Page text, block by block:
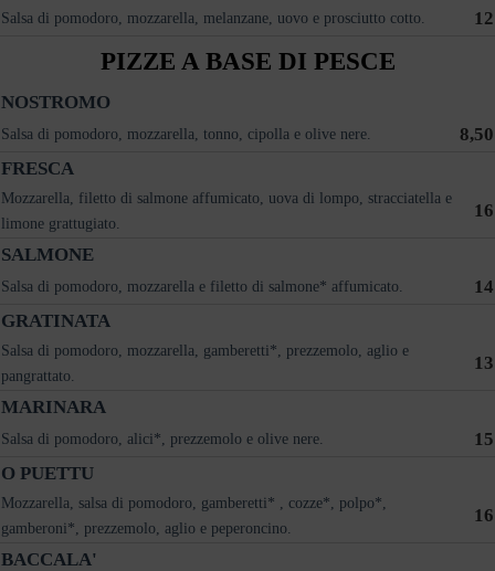
Salsa di pomodoro, mozzarella, melanzane, uovo e prosciutto cotto. 12
PIZZE A BASE DI PESCE
NOSTROMO
Salsa di pomodoro, mozzarella, tonno, cipolla e olive nere.
8,50
FRESCA
Mozzarella, filetto di salmone affumicato, uova di lompo, stracciatella e
limone grattugiato.
16
SALMONE
Salsa di pomodoro, mozzarella e filetto di salmone* affumicato.
14
GRATINATA
Salsa di pomodoro, mozzarella, gamberetti*, prezzemolo, aglio e
pangrattato.
13
MARINARA
Salsa di pomodoro, alici*, prezzemolo e olive nere.
15
O PUETTU
Mozzarella, salsa di pomodoro, gamberetti* , cozze*, polpo*,
gamberoni*, prezzemolo, aglio e peperoncino.
16
BACCALA'